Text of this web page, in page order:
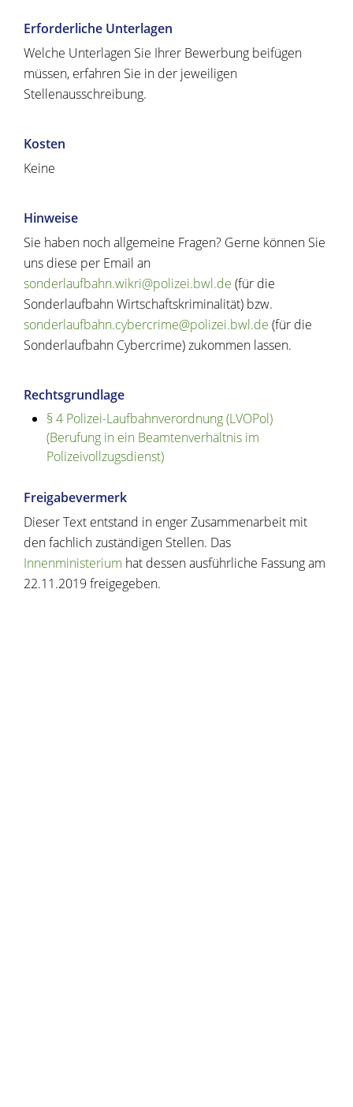
Erforderliche Unterlagen
Welche Unterlagen Sie Ihrer Bewerbung beifügen
müssen, erfahren Sie in der jeweiligen
Stellenausschreibung.
Kosten
Keine
Hinweise
Sie haben noch allgemeine Fragen? Gerne können Sie
uns diese per Email an
sonderlaufbahn.wikri@polizei.bwl.de (für die
Sonderlaufbahn Wirtschaftskriminalität) bzw.
sonderlaufbahn.cybercrime@polizei.bwl.de (für die
Sonderlaufbahn Cybercrime) zukommen lassen.
Rechtsgrundlage
§ 4 Polizei-Laufbahnverordnung (LVOPol)
(Berufung in ein Beamtenverhältnis im
Polizeivollzugsdienst)
Freigabevermerk
Dieser Text entstand in enger Zusammenarbeit mit
den fachlich zuständigen Stellen. Das
Innenministerium hat dessen ausführliche Fassung am
22.11.2019 freigegeben.